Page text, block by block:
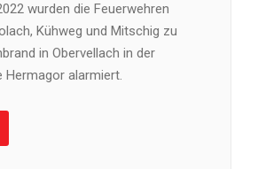
wurden die Feuerwehren
Kühweg und Mitschig zu
in Obervellach in der
Hermagor alarmiert.